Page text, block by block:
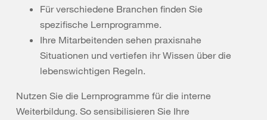
Für verschiedene Branchen finden Sie
spezifische Lernprogramme.
Ihre Mitarbeitenden sehen praxisnahe
Situationen und vertiefen ihr Wissen über die
lebenswichtigen Regeln.
Nutzen Sie die Lernprogramme für die interne
Weiterbildung. So sensibilisieren Sie Ihre